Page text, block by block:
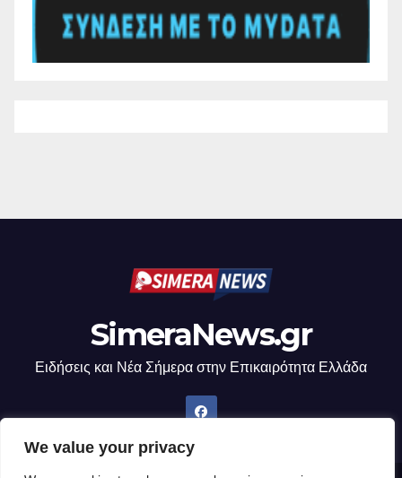
We value your privacy
SimeraNews.gr
Ειδήσεις και Νέα Σήμερα στην Επικαιρότητα Ελλάδα